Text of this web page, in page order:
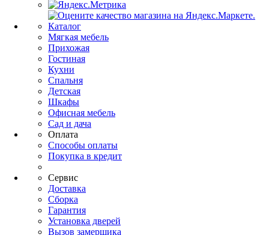
Каталог
Мягкая мебель
Прихожая
Гостиная
Кухни
Спальня
Детская
Шкафы
Офисная мебель
Сад и дача
Оплата
Способы оплаты
Покупка в кредит
Сервис
Доставка
Сборка
Гарантия
Установка дверей
Вызов замерщика